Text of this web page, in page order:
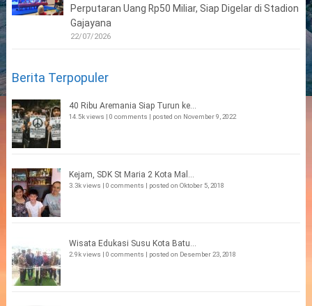
Perputaran Uang Rp50 Miliar, Siap Digelar di Stadion
Gajayana
22/07/2026
Berita Terpopuler
40 Ribu Aremania Siap Turun ke...
14.5k views | 0 comments | posted on November 9, 2022
Kejam, SDK St Maria 2 Kota Mal...
3.3k views | 0 comments | posted on Oktober 5, 2018
Wisata Edukasi Susu Kota Batu...
2.9k views | 0 comments | posted on Desember 23, 2018